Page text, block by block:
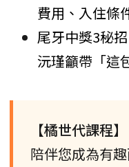
費用、入住條
尾牙中獎3秘
沅瑾籲帶「這
【橘世代課程】
陪伴您成為有